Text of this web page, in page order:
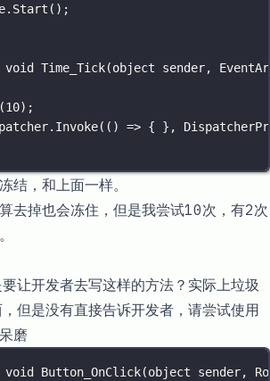
Start ();
void Time_Tick(object sender,
(10);
Invoke(() => { },
结，和上面一样。
去掉也会冻住，但是我尝试10次，有2次
让开发者去写这样的方法？实际上垃圾
但是没有直接告诉开发者，请尝试使用
磨
void Button_OnClick(object sender,